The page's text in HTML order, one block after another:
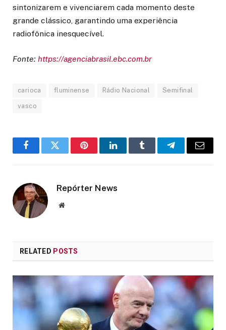
sintonizarem e vivenciarem cada momento deste
grande clássico, garantindo uma experiência
radiofônica inesquecível.
Fonte: https://agenciabrasil.ebc.com.br
carioca fluminense Rádio Nacional Semifinal
vasco
FacebookTwitter PinterestLinkedInTumblr TelegramEmail
Repórter News
Website
RELATED POSTS